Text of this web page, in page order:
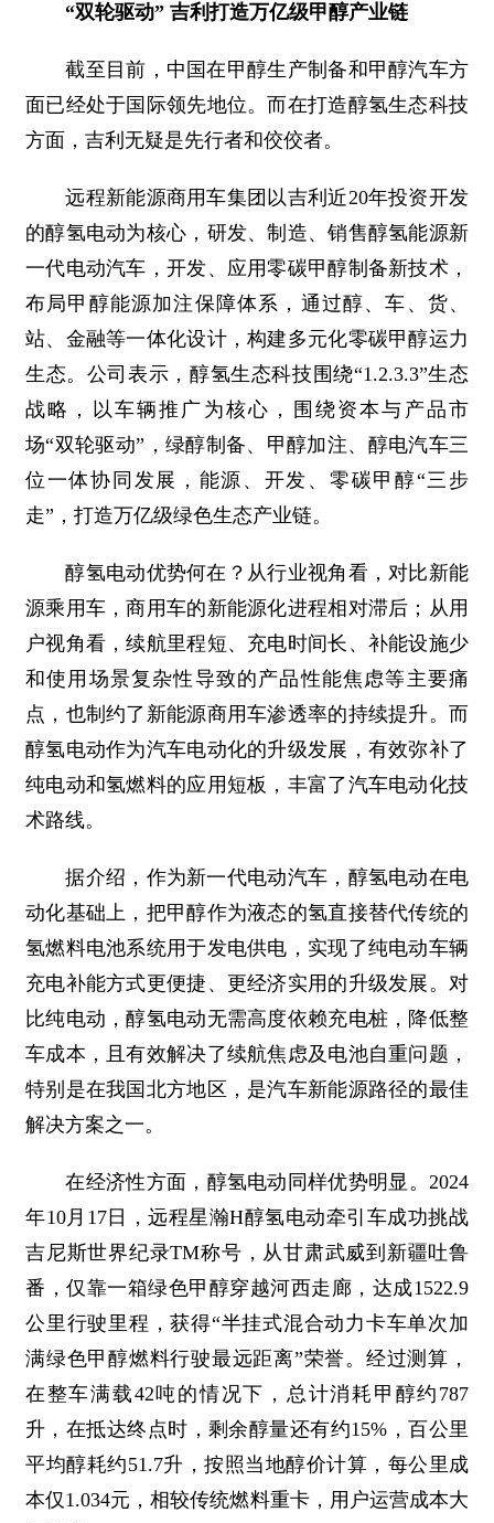
“双轮驱动” 吉利打造万亿级甲醇产业链
截至目前，中国在甲醇生产制备和甲醇汽车方
面已经处于国际领先地位。而在打造醇氢生态科技
方面，吉利无疑是先行者和佼佼者。
远程新能源商用车集团以吉利近20年投资开发
的醇氢电动为核心，研发、制造、销售醇氢能源新
一代电动汽车，开发、应用零碳甲醇制备新技术，
布局甲醇能源加注保障体系，通过醇、车、货、
站、金融等一体化设计，构建多元化零碳甲醇运力
生态。公司表示，醇氢生态科技围绕“1.2.3.3”生态
战略，以车辆推广为核心，围绕资本与产品市
场“双轮驱动”，绿醇制备、甲醇加注、醇电汽车三
位一体协同发展，能源、开发、零碳甲醇“三步
走”，打造万亿级绿色生态产业链。
醇氢电动优势何在？从行业视角看，对比新能
源乘用车，商用车的新能源化进程相对滞后；从用
户视角看，续航里程短、充电时间长、补能设施少
和使用场景复杂性导致的产品性能焦虑等主要痛
点，也制约了新能源商用车渗透率的持续提升。而
醇氢电动作为汽车电动化的升级发展，有效弥补了
纯电动和氢燃料的应用短板，丰富了汽车电动化技
术路线。
据介绍，作为新一代电动汽车，醇氢电动在电
动化基础上，把甲醇作为液态的氢直接替代传统的
氢燃料电池系统用于发电供电，实现了纯电动车辆
充电补能方式更便捷、更经济实用的升级发展。对
比纯电动，醇氢电动无需高度依赖充电桩，降低整
车成本，且有效解决了续航焦虑及电池自重问题，
特别是在我国北方地区，是汽车新能源路径的最佳
解决方案之一。
在经济性方面，醇氢电动同样优势明显。2024
年10月17日，远程星瀚H醇氢电动牵引车成功挑战
吉尼斯世界纪录TM称号，从甘肃武威到新疆吐鲁
番，仅靠一箱绿色甲醇穿越河西走廊，达成1522.9
公里行驶里程，获得“半挂式混合动力卡车单次加
满绿色甲醇燃料行驶最远距离”荣誉。经过测算，
在整车满载42吨的情况下，总计消耗甲醇约787
升，在抵达终点时，剩余醇量还有约15%，百公里
平均醇耗约51.7升，按照当地醇价计算，每公里成
本仅1.034元，相较传统燃料重卡，用户运营成本大